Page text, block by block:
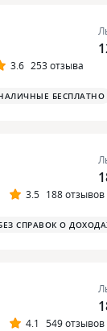
3.6 253 отзыва
БЕСПЛАТНО
3.5 188 отзывов
СПРАВОК О
4.1 549 отзывов